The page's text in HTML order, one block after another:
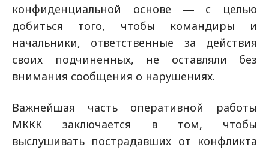
конфиденциальной основе ― с целью
добиться того, чтобы командиры и
начальники, ответственные за действия
своих подчиненных, не оставляли без
внимания сообщения о нарушениях.
Важнейшая часть оперативной работы
МККК заключается в том, чтобы
выслушивать пострадавших от конфликта